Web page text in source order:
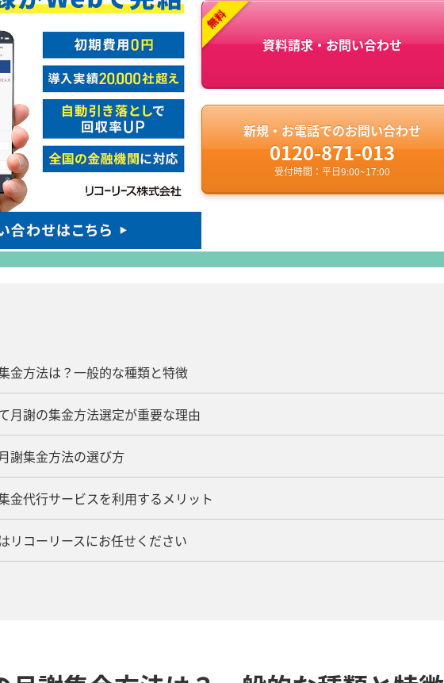
資料請求・お問い合わせ
新規・お電話でのお問い合わせ
0120-871-013
受付時間：平日9:00~17:00
金方法は？一般的な種類と特徴
月謝の集金方法選定が重要な理由
謝集金方法の選び方
金代行サービスを利用するメリット
リコーリースにお任せください